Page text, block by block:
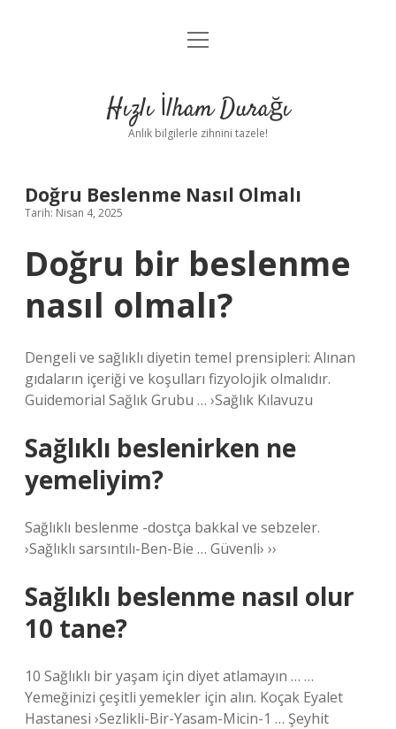
Anasayfa
Yasal Uyarı
menüyü
Hızlı İlham Durağı
Anlık bilgilerle zihnini tazele!
Doğru Beslenme Nasıl Olmalı
Tarih: Nisan 4, 2025
Doğru bir beslenme
nasıl olmalı?
Dengeli ve sağlıklı diyetin temel prensipleri: Alınan
gıdaların içeriği ve koşulları fizyolojik olmalıdır.
Guidemorial Sağlık Grubu … ›Sağlık Kılavuzu
Sağlıklı beslenirken ne
yemeliyim?
Sağlıklı beslenme -dostça bakkal ve sebzeler.
›Sağlıklı sarsıntılı-Ben-Bie … Güvenli› ››
Sağlıklı beslenme nasıl olur
10 tane?
10 Sağlıklı bir yaşam için diyet atlamayın … …
Yemeğinizi çeşitli yemekler için alın. Koçak Eyalet
Hastanesi ›Sezlikli-Bir-Yasam-Micin-1 … Şeyhit